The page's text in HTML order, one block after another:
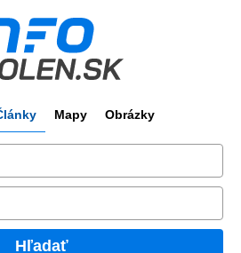
Mapy Obrázky
Hľadať